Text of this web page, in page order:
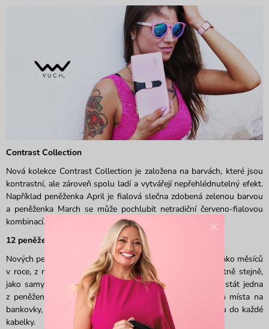
Contrast Collection
Nová kolekce Contrast Collection je založena na barvách, které jsou
kontrastní, ale zároveň spolu ladí a vytvářejí nepřehlédnutelný efekt.
Například peněženka April je fialová slečna zdobená zelenou barvou
a peněženka March se může pochlubit netradiční červeno-fialovou
kombinací. Tak které dáš přednost?
12 peněženek, 12 možností
Nových peněženek Contrast Collection je dvanáct, stejně jako měsíců
v roce, z nichž každý je něčím výjimečný a zajímavý. Ostatně stejně,
jako samy peněženky. Tvou novou peněženkou se může stát jedna
z peněženek s velkou uzavíratelnou kapsou s dostatkem místa na
bankovky, nebo peněženky, které se svými rozměry vejdou do každé
kabelky.
×